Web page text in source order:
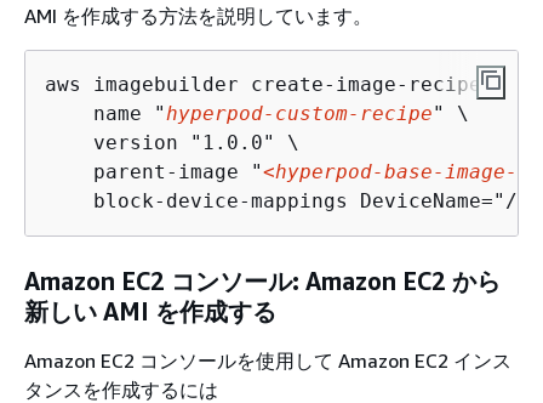
AMI を作成する方法を説明しています。
aws imagebuilder create-image-recipe \
    name "
hyperpod-custom-recipe" \
    version "1.0.0" \
    parent-image "
<hyperpod-base-image-
block-device-mappings DeviceName="/
Amazon EC2 コンソール: Amazon EC2 から
新しい AMI を作成する
Amazon EC2 コンソールを使用して Amazon EC2 インス
タンスを作成するには